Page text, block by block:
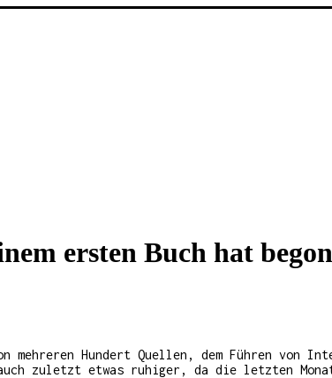
ersten Buch hat
mehreren Hundert Quellen, dem Führen von
zuletzt etwas ruhiger, da die letzten